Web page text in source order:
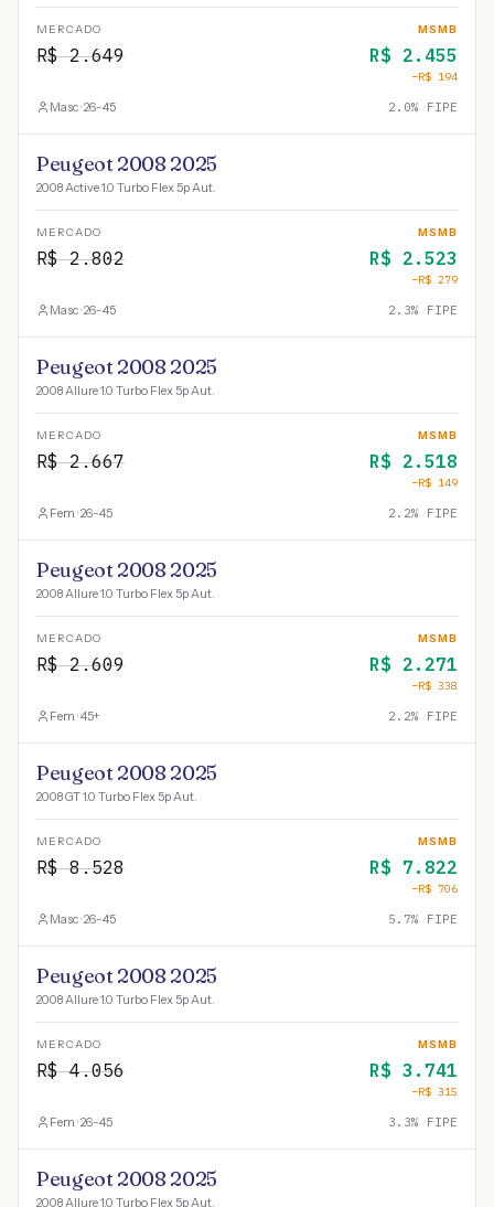
MERCADO
R$2.649
MSMB
R$ 2.455
−R$ 194
Masc · 26-45 2.0% FIPE
Peugeot 2008 2025
2008 Active 1.0 Turbo Flex 5p Aut.
MERCADO
R$2.802
MSMB
R$ 2.523
−R$ 279
Masc · 26-45 2.3% FIPE
Peugeot 2008 2025
2008 Allure 1.0 Turbo Flex 5p Aut.
MERCADO
R$2.667
MSMB
R$ 2.518
−R$ 149
Fem · 26-45 2.2% FIPE
Peugeot 2008 2025
2008 Allure 1.0 Turbo Flex 5p Aut.
MERCADO
R$2.609
MSMB
R$ 2.271
−R$ 338
Fem · 45+ 2.2% FIPE
Peugeot 2008 2025
2008 GT 1.0 Turbo Flex 5p Aut.
MERCADO
R$8.528
MSMB
R$ 7.822
−R$ 706
Masc · 26-45 5.7% FIPE
Peugeot 2008 2025
2008 Allure 1.0 Turbo Flex 5p Aut.
MERCADO
R$4.056
MSMB
R$ 3.741
−R$ 315
Fem · 26-45 3.3% FIPE
Peugeot 2008 2025
2008 Allure 1.0 Turbo Flex 5p Aut.